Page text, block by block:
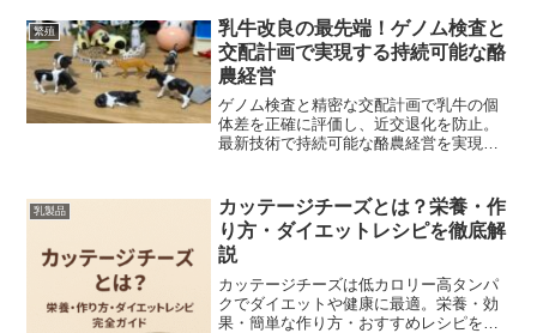
繁殖
乳牛改良の最先端！ゲノム検査と
交配計画で実現する持続可能な酪
農経営
ゲノム検査と精密な交配計画で乳牛の個
体差を正確に評価し、近交退化を防止。
最新技術で持続可能な酪農経営を実現し
乳製品
カッテージチーズとは？栄養・作
り方・ダイエットレシピを徹底解
説
カッテージチーズは低カロリー高タンパ
クでダイエットや健康に最適。栄養・効
果・簡単な作り方・おすすめレシピをわ